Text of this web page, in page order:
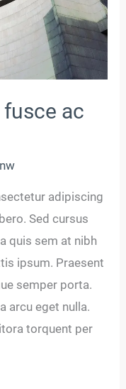
ac
adipiscing
Sed cursus
quis sem at nibh
ipsum. Praesent
semper porta.
arcu eget nulla.
torquent per